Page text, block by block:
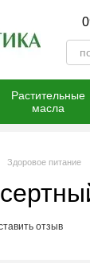
Растительные
масла
Здоровое питание
отзыв